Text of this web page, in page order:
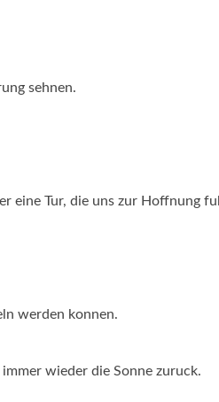
sehnen.
eine Tur, die uns zur Hoffnung
werden konnen.
wieder die Sonne zuruck.